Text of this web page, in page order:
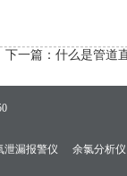
下一篇： 什么是管道
泄漏报警仪 余氯分析仪